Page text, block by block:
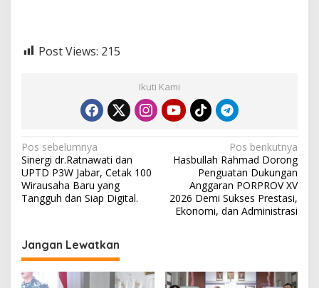
Post Views: 215
Ikuti Kami
N
a
v
a
s
Pos sebelumnya
Sinergi dr.Ratnawati dan
UPTD P3W Jabar, Cetak 100
Wirausaha Baru yang
Tangguh dan Siap Digital.
Pos berikutnya
Hasbullah Rahmad Dorong
Penguatan Dukungan
Anggaran PORPROV XV
2026 Demi Sukses Prestasi,
Ekonomi, dan Administrasi
Jangan Lewatkan